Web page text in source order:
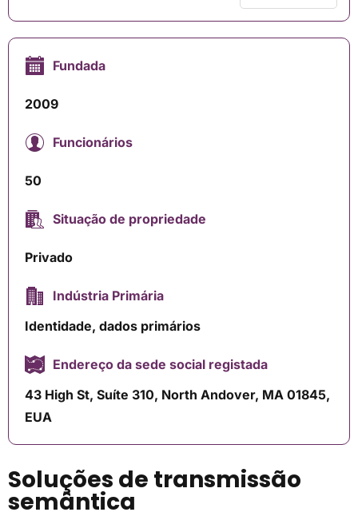
Fundada
2009
Funcionários
50
Situação de propriedade
Privado
Indústria Primária
Identidade, dados primários
Endereço da sede social registada
43 High St, Suíte 310, North Andover, MA 01845,
EUA
Soluções de transmissão
semântica